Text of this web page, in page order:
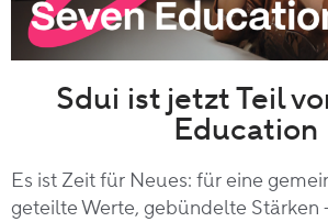
Sdui ist jetzt Teil
Education
Es ist Zeit für Neues: für eine
geteilte Werte, gebündelte Stärken